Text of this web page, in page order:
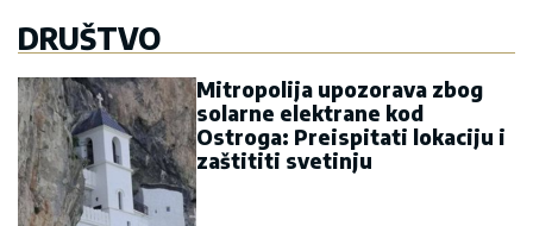
DRUŠTVO
Mitropolija upozorava zbog
solarne elektrane kod
Ostroga: Preispitati lokaciju i
zaštititi svetinju